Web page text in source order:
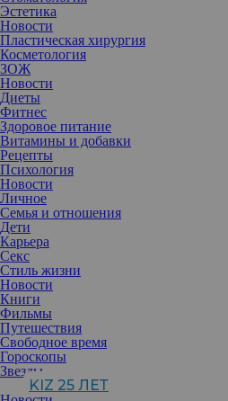
Эстетика
Новости
Пластическая хирургия
Косметология
ЗОЖ
Новости
Диеты
Фитнес
Здоровое питание
Витамины и добавки
Рецепты
Психология
Новости
Личное
Семья и отношения
Дети
Карьера
Секс
Стиль жизни
Новости
Книги
Фильмы
Путешествия
Свободное время
Гороскопы
Звезды
KIZ 25 ЛЕТ
Публикация от Frol Burimskiy
Потрясающая Дита Фон Тиз
Белокаменную, чтобы принять
и представить свое шоу. Ну а в
выступлениями, 44-летняя звезда
столицы в компании Фрола